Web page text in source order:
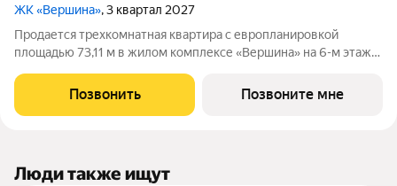
ЖК «Вершина», 3 квартал 2027
Продается трехкомнатная квартира с европланировкой
площадью 73,11 м в жилом комплексе «Вершина» на 6-м этаже
площадью 40,61 м и просторная кухня-гостиная площадью
18,62 м. Панорамное остекление
Позвонить Позвоните мне
Люди также ищут